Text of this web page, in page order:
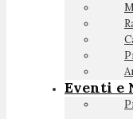
Eventi e